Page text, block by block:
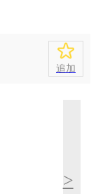
追加
>